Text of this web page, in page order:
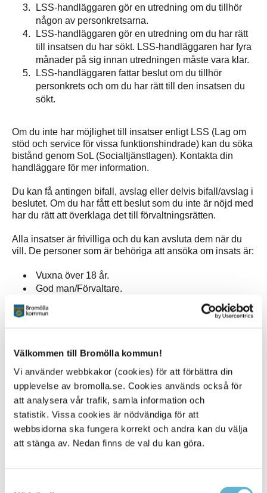
Välkommen till Bromölla kommun!
Vi använder webbkakor (cookies) för att förbättra din
upplevelse av bromolla.se. Cookies används också för
att analysera vår trafik, samla information och
statistik. Vissa cookies är nödvändiga för att
webbsidorna ska fungera korrekt och andra kan du välja
att stänga av. Nedan finns de val du kan göra.
LSS-handläggaren gör en utredning om du tillhör
någon av personkretsarna.
LSS-handläggaren gör en utredning om du har rätt
till insatsen du har sökt. LSS-handläggaren har fyra
månader på sig innan utredningen måste vara klar.
LSS-handläggaren fattar beslut om du tillhör
personkrets och om du har rätt till den insatsen du
sökt.
Om du inte har möjlighet till insatser enligt LSS (Lag om
stöd och service för vissa funktionshindrade) kan du söka
bistånd genom SoL (Socialtjänstlagen). Kontakta din
handläggare för mer information.
Du kan få antingen bifall, avslag eller delvis bifall/avslag i
beslutet. Om du har fått ett beslut som du inte är nöjd med
har du rätt att överklaga det till förvaltningsrätten.
Alla insatser är frivilliga och du kan avsluta dem när du
vill. De personer som är behöriga att ansöka om insats är:
Vuxna över 18 år.
God man/Förvaltare.
Barn mellan 15-18 år som kan ansöka själva eller
LSS-handläggaren skickar ett skriftligt beslut. När du fått
insatsen beviljad meddelas enhetschef som ansvarar för
att rekrytera, presentera och anställa ledsagare.
Enhetschefen kontaktar dig innan rekrytering om det
behövs, ibland behövs det inte och enhetschefen
kontaktar dig när ledsagare finns att presentera.